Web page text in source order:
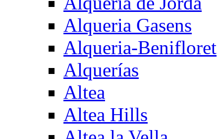
Alqueria Gasens
Alqueria-Benifloret
Alquerías
Altea
Altea Hills